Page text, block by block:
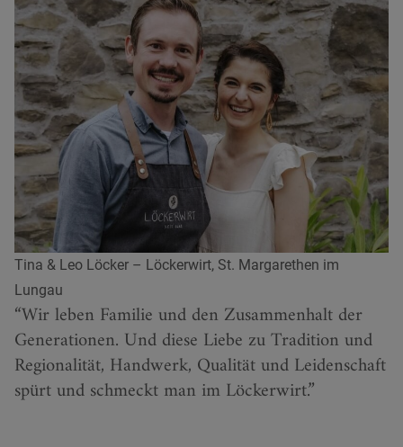
Tina & Leo Löcker – Löckerwirt, St. Margarethen im
Lungau
Wir leben Familie und den Zusammenhalt der
Generationen. Und diese Liebe zu Tradition und
Regionalität, Handwerk, Qualität und Leidenschaft
spürt und schmeckt man im Löckerwirt.